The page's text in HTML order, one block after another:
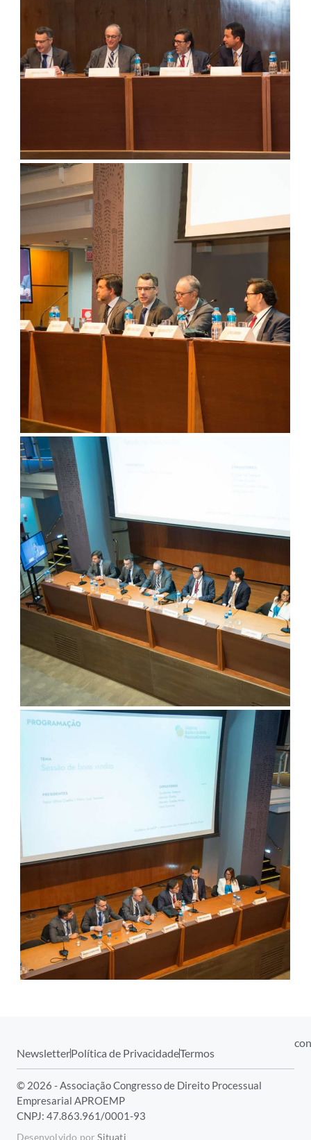
NewsletterPolítica de PrivacidadeTermos
© 2026 - Associação Congresso de Direito Processual
Empresarial APROEMP
CNPJ: 47.863.961/0001-93
Desenvolvido porSituati